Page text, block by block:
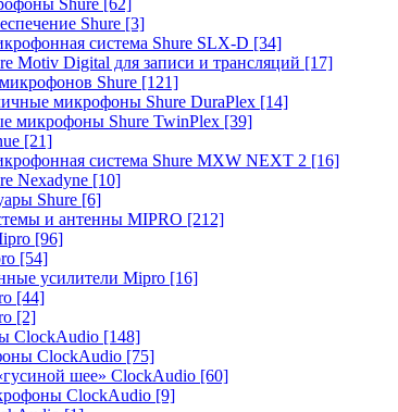
Shure [62]
Shure [3]
система Shure SLX-D [34]
Motiv Digital для записи и трансляций [17]
Shure [121]
микрофоны Shure DuraPlex [14]
микрофоны Shure TwinPlex [39]
[21]
система Shure MXW NEXT 2 [16]
Nexadyne [10]
Shure [6]
и антенны MIPRO [212]
[96]
[54]
усилители Mipro [16]
[44]
[2]
ClockAudio [148]
ClockAudio [75]
шее» ClockAudio [60]
ClockAudio [9]